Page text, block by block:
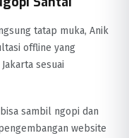
tatap muka, Anik
offline yang
sesuai
sambil ngopi dan
website